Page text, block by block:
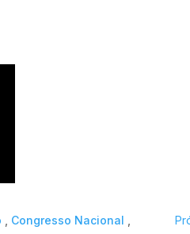
Congresso Nacional